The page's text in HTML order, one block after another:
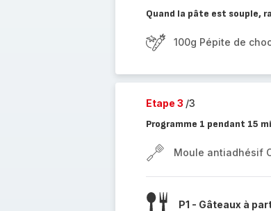
Quand la pâte est souple,
100g Pépite de
Etape 3 /3
Programme 1 pendant 15
Moule antiadhésif
P1 - Gâteaux à